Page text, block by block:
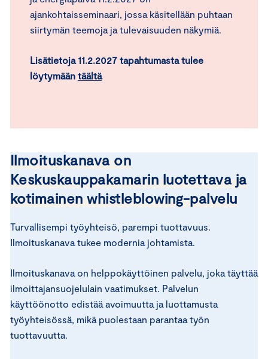
ajankohtaisseminaari, jossa käsitellään puhtaan
siirtymän teemoja ja tulevaisuuden näkymiä.
Lisätietoja 11.2.2027 tapahtumasta tulee
löytymään täältä
Ilmoituskanava on
Keskuskauppakamarin luotettava ja
kotimainen whistleblowing-palvelu
Turvallisempi työyhteisö, parempi tuottavuus.
Ilmoituskanava tukee modernia johtamista.
Ilmoituskanava on helppokäyttöinen palvelu, joka täyttää
ilmoittajansuojelulain vaatimukset. Palvelun
käyttöönotto edistää avoimuutta ja luottamusta
työyhteisössä, mikä puolestaan parantaa työn
tuottavuutta.